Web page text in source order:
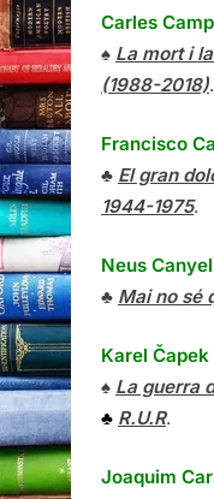
Carles
♠ La mort i
(1988-2018).
Francisco
♣ El gran
1944-1975.
Neus
♣ Mai no sé
Karel Čapek
♠ La guerra
♣ R.U.R.
Joaquim